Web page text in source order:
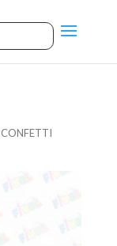
CONFETTI